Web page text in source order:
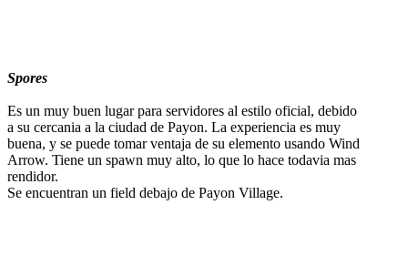
Spores
Es un muy buen lugar para servidores al estilo oficial, debido
a su cercania a la ciudad de Payon. La experiencia es muy
buena, y se puede tomar ventaja de su elemento usando Wind
Arrow. Tiene un spawn muy alto, lo que lo hace todavia mas
rendidor.
Se encuentran un field debajo de Payon Village.